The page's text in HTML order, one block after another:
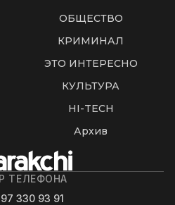
ОБЩЕСТВО
КРИМИНАЛ
ЭТО ИНТЕРЕСНО
КУЛЬТУРА
HI-TECH
Архив
ТЕЛЕФОНА
330 93 91